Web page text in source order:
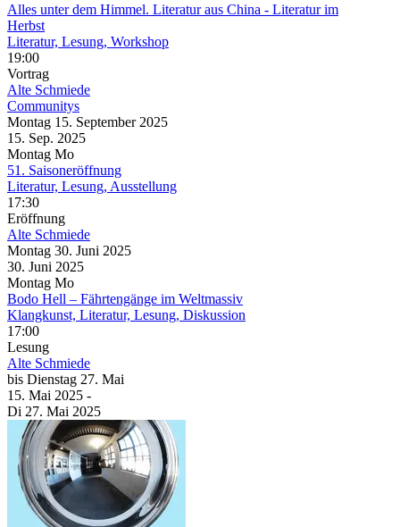
Alles unter dem Himmel. Literatur aus China - Literatur im
Herbst
Literatur, Lesung, Workshop
19:00
Vortrag
Alte Schmiede
Communitys
Montag 15. September 2025
15. Sep. 2025
Montag Mo
51. Saisoneröffnung
Literatur, Lesung, Ausstellung
17:30
Eröffnung
Alte Schmiede
Montag 30. Juni 2025
30. Juni 2025
Montag Mo
Bodo Hell – Fährtengänge im Weltmassiv
Klangkunst, Literatur, Lesung, Diskussion
17:00
Lesung
Alte Schmiede
bis Dienstag 27. Mai
15. Mai 2025 -
Di 27. Mai 2025